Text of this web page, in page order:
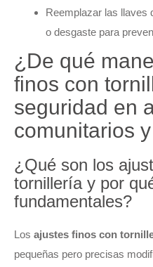
Reemplazar las llaves
o desgaste para
¿De qué
finos con
seguridad en
comunitarios
¿Qué son los
tornillería y por
fundamentales?
Los ajustes finos con
pequeñas pero precisas